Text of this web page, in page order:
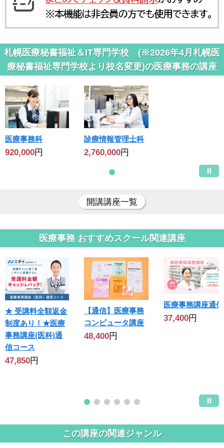
札幌医療秘書福祉＆IT専門学校 (※2026年4月札幌医
療秘書福祉専門学校より校名変更)の医療事務の講座
医療事務科
920,000円
診療情報管理士科
2,760,000円
開講講座一覧
医療事務 おすすめスクール関連講座
★ 受講料全額返金
制度あり！★医療
事務講座(医科)通
信コース
47,850円
【通信】医療事務
コンピュータ講座
48,400円
医療事務講座通信
37,400円
この講座の関連ジャンル